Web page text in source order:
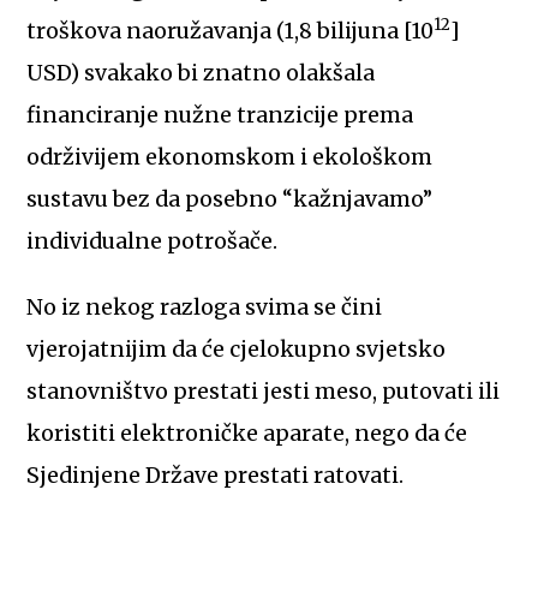
troškova naoružavanja (1,8 bilijuna [1012]
USD) svakako bi znatno olakšala
financiranje nužne tranzicije prema
održivijem ekonomskom i ekološkom
sustavu bez da posebno “kažnjavamo”
individualne potrošače.
No iz nekog razloga svima se čini
vjerojatnijim da će cjelokupno svjetsko
stanovništvo prestati jesti meso, putovati ili
koristiti elektroničke aparate, nego da će
Sjedinjene Države prestati ratovati.